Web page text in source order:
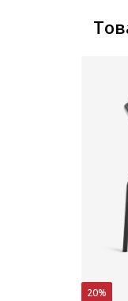
20%